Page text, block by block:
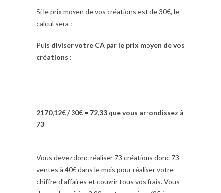
Si le prix moyen de vos créations est de 30€, le
calcul sera :
Puis diviser votre CA par le prix moyen de vos
créations :
2170,12€ / 30€ = 72,33 que vous arrondissez à
73
Vous devez donc réaliser 73 créations donc 73
ventes à 40€ dans le mois pour réaliser votre
chiffre d’affaires et couvrir tous vos frais. Vous